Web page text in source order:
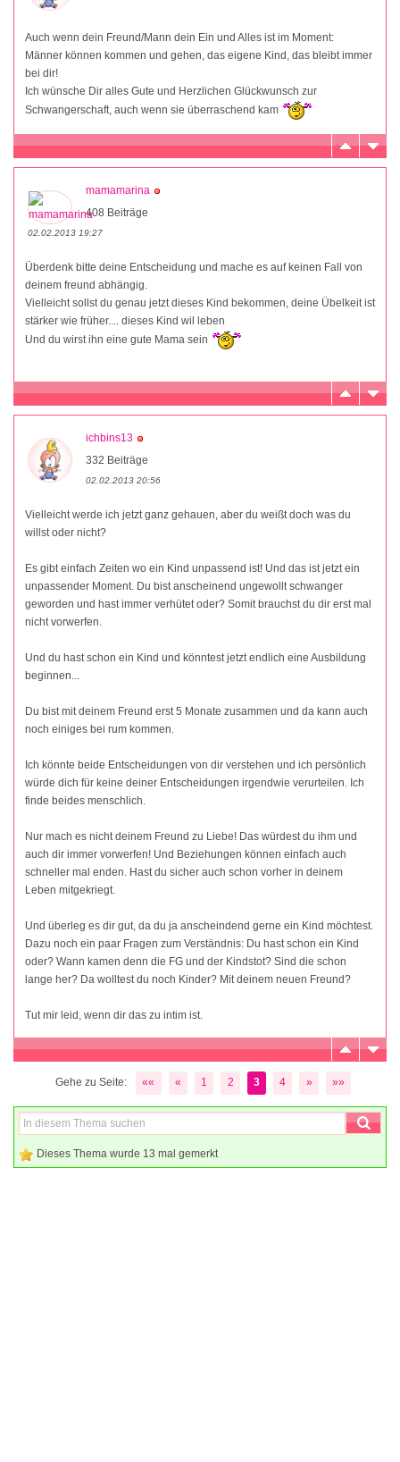
Auch wenn dein Freund/Mann dein Ein und Alles ist im Moment:
Männer können kommen und gehen, das eigene Kind, das bleibt immer
bei dir!
Ich wünsche Dir alles Gute und Herzlichen Glückwunsch zur
Schwangerschaft, auch wenn sie überraschend kam
mamamarina
408 Beiträge
02.02.2013 19:27
Überdenk bitte deine Entscheidung und mache es auf keinen Fall von
deinem freund abhängig.
Vielleicht sollst du genau jetzt dieses Kind bekommen, deine Übelkeit ist
stärker wie früher.... dieses Kind wil leben
Und du wirst ihn eine gute Mama sein
ichbins13
332 Beiträge
02.02.2013 20:56
Vielleicht werde ich jetzt ganz gehauen, aber du weißt doch was du
willst oder nicht?
Es gibt einfach Zeiten wo ein Kind unpassend ist! Und das ist jetzt ein
unpassender Moment. Du bist anscheinend ungewollt schwanger
geworden und hast immer verhütet oder? Somit brauchst du dir erst mal
nicht vorwerfen.
Und du hast schon ein Kind und könntest jetzt endlich eine Ausbildung
beginnen...
Du bist mit deinem Freund erst 5 Monate zusammen und da kann auch
noch einiges bei rum kommen.
Ich könnte beide Entscheidungen von dir verstehen und ich persönlich
würde dich für keine deiner Entscheidungen irgendwie verurteilen. Ich
finde beides menschlich.
Nur mach es nicht deinem Freund zu Liebe! Das würdest du ihm und
auch dir immer vorwerfen! Und Beziehungen können einfach auch
schneller mal enden. Hast du sicher auch schon vorher in deinem
Leben mitgekriegt.
Und überleg es dir gut, da du ja anscheindend gerne ein Kind möchtest.
Dazu noch ein paar Fragen zum Verständnis: Du hast schon ein Kind
oder? Wann kamen denn die FG und der Kindstot? Sind die schon
lange her? Da wolltest du noch Kinder? Mit deinem neuen Freund?
Tut mir leid, wenn dir das zu intim ist.
Gehe zu Seite: «« « 1 2 3 4 » »»
Dieses Thema wurde 13 mal gemerkt